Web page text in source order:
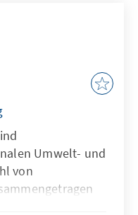
Umwelt- und
von